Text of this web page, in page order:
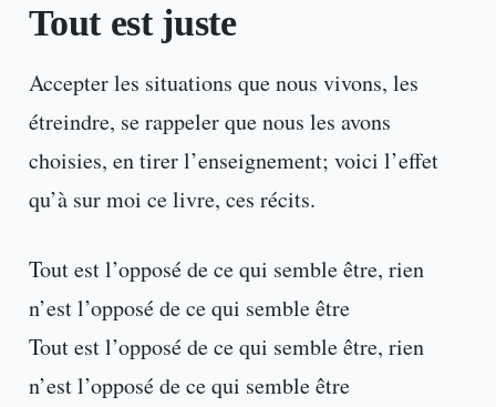
Tout est juste
Accepter les situations que nous vivons, les
étreindre, se rappeler que nous les avons
choisies, en tirer l’enseignement; voici l’effet
qu’à sur moi ce livre, ces récits.
Tout est l’opposé de ce qui semble être, rien
n’est l’opposé de ce qui semble être
Tout est l’opposé de ce qui semble être, rien
n’est l’opposé de ce qui semble être